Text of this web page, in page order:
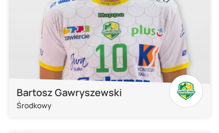
Bartosz Gawryszewski
Środkowy